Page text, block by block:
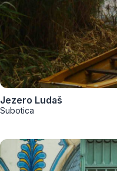
Jezero Ludaš
Subotica